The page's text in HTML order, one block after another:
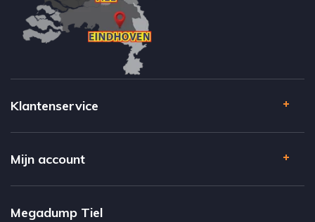
Klantenservice
Mijn account
Megadump Tiel